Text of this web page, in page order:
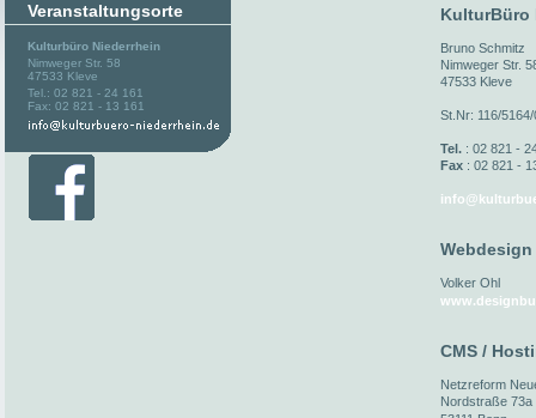
Veranstaltungsorte
Kulturbüro Niederrhein
Nimweger Str. 58
47533 Kleve
Tel.: 02 821 - 24 161
Fax: 02 821 - 13 161
KulturBüro
Bruno Schmitz
Nimweger Str.
47533 Kleve
St.Nr: 116/
Tel. : 02 821 -
Fax : 02 821 -
Webdesign
Volker Ohl
CMS /
Netzreform
Nordstraße 73a